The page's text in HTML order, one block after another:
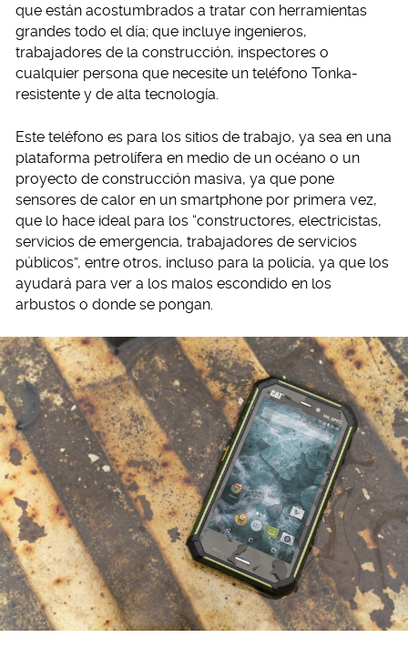
que están acostumbrados a tratar con herramientas
grandes todo el día; que incluye ingenieros,
trabajadores de la construcción, inspectores o
cualquier persona que necesite un teléfono Tonka-
resistente y de alta tecnología.
Este teléfono es para los sitios de trabajo, ya sea en una
plataforma petrolífera en medio de un océano o un
proyecto de construcción masiva, ya que pone
sensores de calor en un smartphone por primera vez,
que lo hace ideal para los “constructores, electricistas,
servicios de emergencia, trabajadores de servicios
públicos”, entre otros, incluso para la policía, ya que los
ayudará para ver a los malos escondido en los
arbustos o donde se pongan.